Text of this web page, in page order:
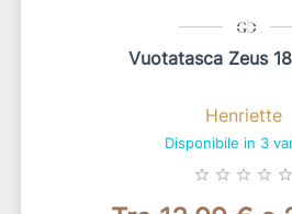
Vuotatasca Zeus
Henriette
Disponibile in 3
star_border star_border star_border star_border star_border